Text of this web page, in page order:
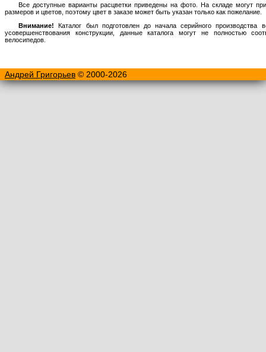
Все доступные варианты расцветки приведены на фото. На складе могут
размеров и цветов, поэтому цвет в заказе может быть указан только как пожелание.
Внимание!
Каталог был подготовлен до начала серийного производства
усовершенствования конструкции, данные каталога могут не полностью
велосипедов.
Андрей Григорьев © 2000-2026